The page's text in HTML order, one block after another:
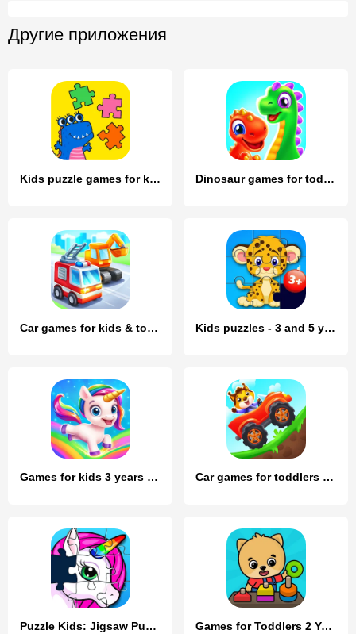
Другие приложения
Kids puzzle games for kids 2-5 Dinosaur games for toddlers
Car games for kids & toddler Kids puzzles - 3 and 5 years
Games for kids 3 years old Car games for toddlers & kids
Puzzle Kids: Jigsaw Puzzles Games for Toddlers 2 Years Old